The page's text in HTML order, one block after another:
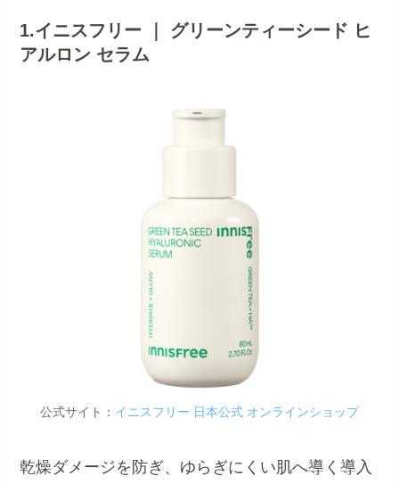
1.イニスフリー ｜ グリーンティーシード ヒ
アルロン セラム
公式サイト： イニスフリー 日本公式 オンラインショップ
乾燥ダメージを防ぎ、ゆらぎにくい肌へ導く導入